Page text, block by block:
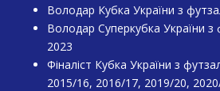
Володар Кубка України з
Володар Суперкубка України з
2023
Фіналіст Кубка України з
2015/16, 2016/17, 2019/20,